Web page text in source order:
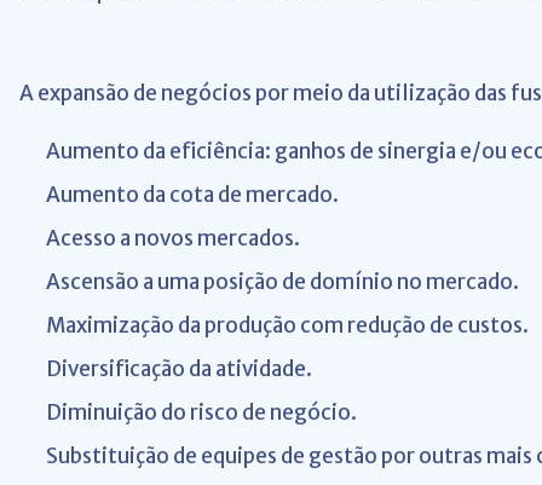
A expansão de negócios por meio da utilização das
Aumento da eficiência: ganhos de sinergia e/ou
Aumento da cota de mercado.
Acesso a novos mercados.
Ascensão a uma posição de domínio no mercado.
Maximização da produção com redução de custos.
Diversificação da atividade.
Diminuição do risco de negócio.
Substituição de equipes de gestão por outras